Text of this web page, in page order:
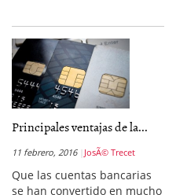
Principales ventajas de la...
11 febrero, 2016 JosÃ© Trecet
Que las cuentas bancarias
se han convertido en mucho